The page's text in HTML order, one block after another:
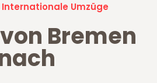
Umzüge
Bremen